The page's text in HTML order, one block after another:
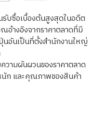
รับซื้อเบื้องต้นสูงสุดในอดีต
างอิงจากราคาตลาดที่มี
นอันเป็นที่ตั้งสำนักงานใหญ่
วามผันผวนของราคาตลาด
ก และคุณภาพของสินค้า